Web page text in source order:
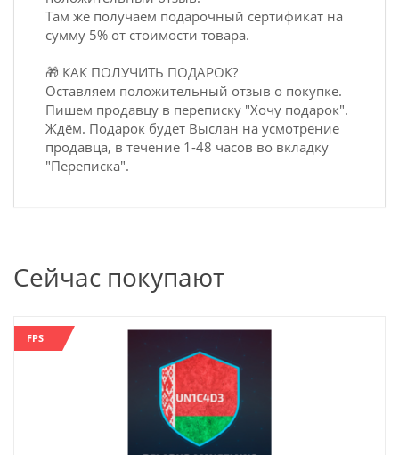
Там же получаем подарочный сертификат на
сумму 5% от стоимости товара.
🎁 КАК ПОЛУЧИТЬ ПОДАРОК?
Оставляем положительный отзыв о покупке.
Пишем продавцу в переписку "Хочу подарок".
Ждём. Подарок будет Выслан на усмотрение
продавца, в течение 1-48 часов во вкладку
"Переписка".
Сейчас покупают
FPS